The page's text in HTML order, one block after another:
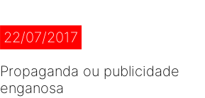
22/07/2017
Propaganda ou publicidade
enganosa